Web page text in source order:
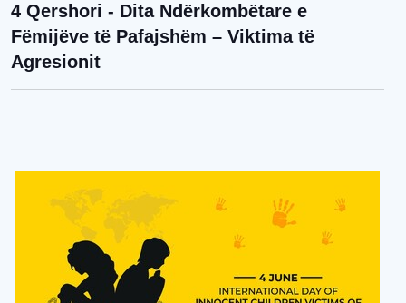
4 Qershori - Dita Ndërkombëtare e
Fëmijëve të Pafajshëm – Viktima të
Agresionit